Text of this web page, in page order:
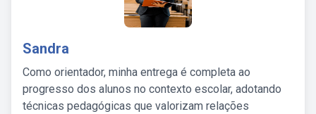
Sandra
Como orientador, minha entrega é completa ao
progresso dos alunos no contexto escolar, adotando
técnicas pedagógicas que valorizam relações